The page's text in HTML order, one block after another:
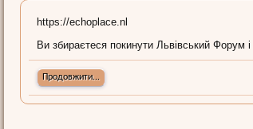
https://echoplace.nl
Ви збираєтеся покинути Львівський
Продовжити...